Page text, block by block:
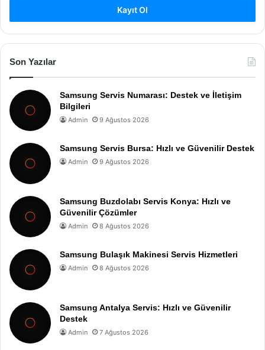
Kayıt Ol
Son Yazılar
Samsung Servis Numarası: Destek ve İletişim
Bilgileri
Admin 9 Ağustos 2026
Samsung Servis Bursa: Hızlı ve Güvenilir Destek
Admin 9 Ağustos 2026
Samsung Buzdolabı Servis Konya: Hızlı ve
Güvenilir Çözümler
Admin 8 Ağustos 2026
Samsung Bulaşık Makinesi Servis Hizmetleri
Admin 8 Ağustos 2026
Samsung Antalya Servis: Hızlı ve Güvenilir
Destek
Admin 7 Ağustos 2026